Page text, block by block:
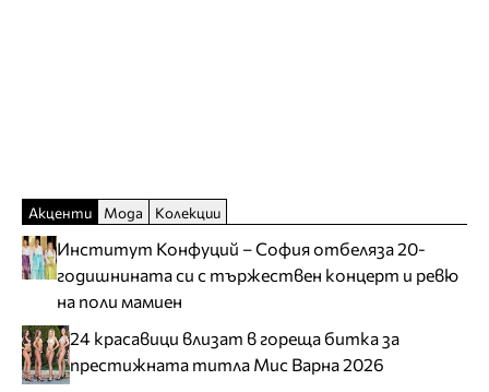
Акценти Мода Колекции
Институт Конфуций – София отбеляза 20-
годишнината си с тържествен концерт и ревю
на поли мамиен
24 красавици влизат в гореща битка за
престижната титла Мис Варна 2026